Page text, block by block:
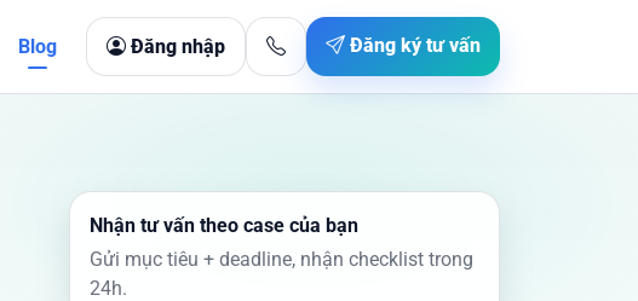
Blog Đăng nhập Đăng ký tư vấn
Nhận tư vấn theo case của bạn
Gửi mục tiêu + deadline, nhận checklist trong
24h.